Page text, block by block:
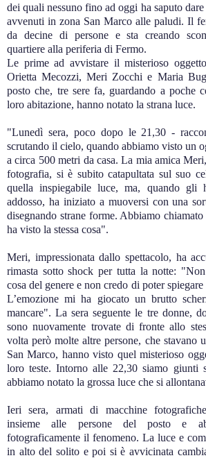
dei quali nessuno fino ad oggi ha saputo
avvenuti in zona San Marco alle paludi. Il
da decine di persone e sta creando
quartiere alla periferia di Fermo.
Le prime ad avvistare il misterioso
Orietta Mecozzi, Meri Zocchi e Maria
posto che, tre sere fa, guardando a poche
loro abitazione, hanno notato la strana luce.
"Lunedì sera, poco dopo le 21,30 -
scrutando il cielo, quando abbiamo visto un
a circa 500 metri da casa. La mia amica
fotografia, si è subito catapultata sul suo
quella inspiegabile luce, ma, quando gli
addosso, ha iniziato a muoversi con una
disegnando strane forme. Abbiamo
ha visto la stessa cosa".
Meri, impressionata dallo spettacolo, ha
rimasta sotto shock per tutta la notte:
cosa del genere e non credo di poter
L’emozione mi ha giocato un brutto
mancare". La sera seguente le tre donne,
sono nuovamente trovate di fronte allo
volta però molte altre persone, che stavano
San Marco, hanno visto quel misterioso
loro teste. Intorno alle 22,30 siamo giunti
abbiamo notato la grossa luce che si
Ieri sera, armati di macchine
insieme alle persone del posto e
fotograficamente il fenomeno. La luce e
in alto del solito e poi si è avvicinata